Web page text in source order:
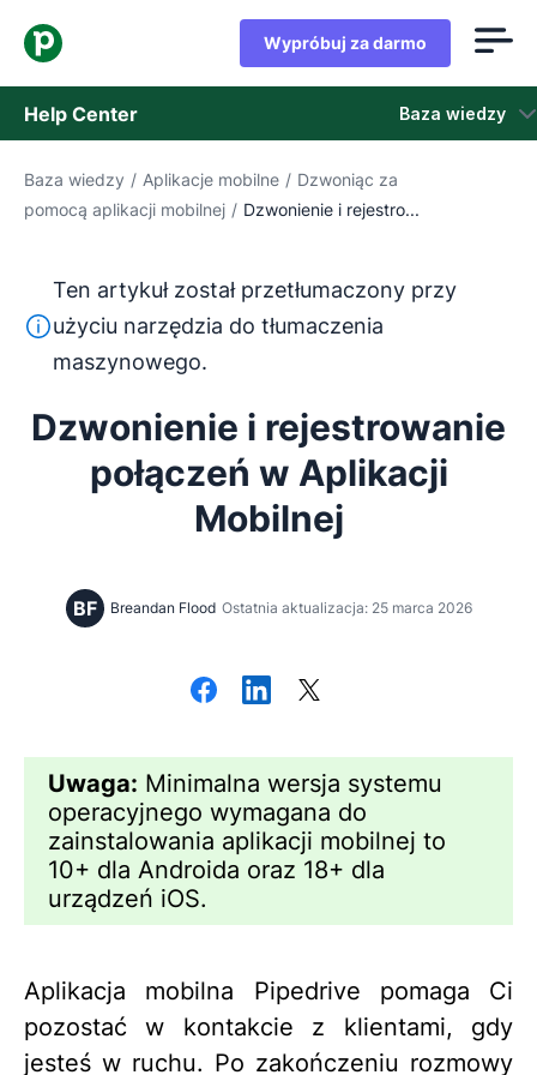
Wypróbuj za darmo
Help Center Baza wiedzy
Baza wiedzy
Skontaktuj się z obsługą klienta
Baza wiedzy / Aplikacje mobilne / Dzwoniąc za
pomocą aplikacji mobilnej / Dzwonienie i rejestro...
Ten tekst został przetłumaczony z języka
Ten artykuł został przetłumaczony przy
użyciu narzędzia do tłumaczenia
maszynowego.
Dzwonienie i rejestrowanie
połączeń w Aplikacji
Mobilnej
BF Breandan Flood Ostatnia aktualizacja: 25 marca 2026
Uwaga: Minimalna wersja systemu
operacyjnego wymagana do
zainstalowania aplikacji mobilnej to
10+ dla Androida oraz 18+ dla
urządzeń iOS.
Aplikacja mobilna Pipedrive pomaga Ci
pozostać w kontakcie z klientami, gdy
jesteś w ruchu. Po zakończeniu rozmowy